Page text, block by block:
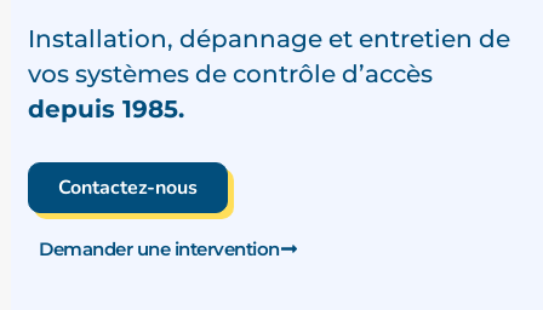
Installation, dépannage et entretien de
vos systèmes de contrôle d’accès
depuis 1985.
Contactez-nous
Demander une intervention